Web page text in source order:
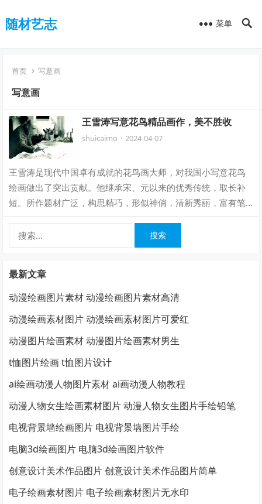
随材艺志 菜单
首页 写意画
写意画
王雪涛写意花鸟精品画作，美不胜收
shuicaimo · 2024-04-07
王雪涛是现代中国卓有成就的花鸟画大师，对我国小写意花鸟
绘画做出了突出贡献。他继承宋、元以来的优秀传统，取长补
短。所作题材广泛，构思精巧，形似神俏，清新秀丽，富有笔
最新文章
动漫绘画图片素材 动漫绘画图片素材高清
动漫绘画素材图片 动漫绘画素材图片可爱红
动漫图片绘画素材 动漫图片绘画素材男生
t恤图片绘画 t恤图片设计
ai绘画动漫人物图片素材 ai画动漫人物教程
动漫人物女生绘画素材图片 动漫人物女生图片手绘铅笔
电视背景墙绘画图片 电视背景墙图片手绘
电脑3d绘画图片 电脑3d绘画图片软件
创意设计美术作品图片 创意设计美术作品图片简单
电子绘画素材图片 电子绘画素材图片无水印